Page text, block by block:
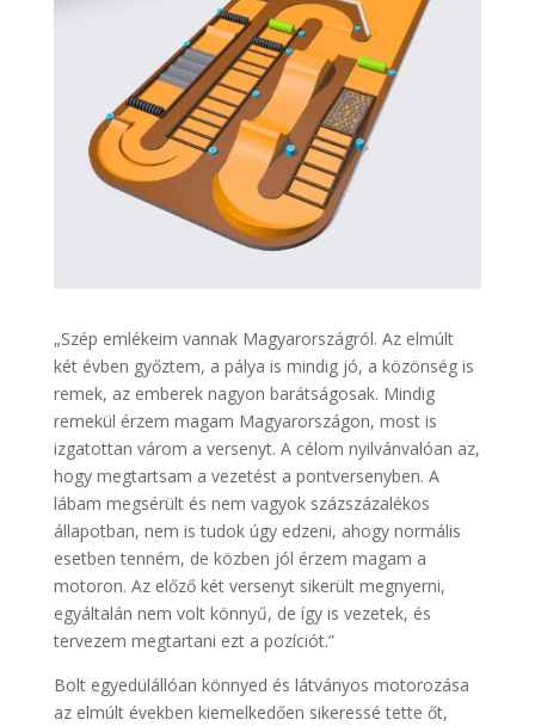
„Szép emlékeim vannak Magyarországról. Az elmúlt
két évben győztem, a pálya is mindig jó, a közönség is
remek, az emberek nagyon barátságosak. Mindig
remekül érzem magam Magyarországon, most is
izgatottan várom a versenyt. A célom nyilvánvalóan az,
hogy megtartsam a vezetést a pontversenyben. A
lábam megsérült és nem vagyok százszázalékos
állapotban, nem is tudok úgy edzeni, ahogy normális
esetben tenném, de közben jól érzem magam a
motoron. Az előző két versenyt sikerült megnyerni,
egyáltalán nem volt könnyű, de így is vezetek, és
tervezem megtartani ezt a pozíciót.”
Bolt egyedülállóan könnyed és látványos motorozása
az elmúlt években kiemelkedően sikeressé tette őt,